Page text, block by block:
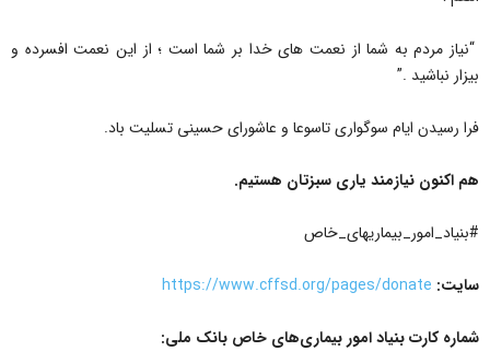
“نیاز مردم به شما از نعمت هاى خدا بر شما است ؛ از این نعمت افسرده و
بیزار نباشید .”
فرا رسیدن ایام سوگواری تاسوعا و عاشورای حسینی تسلیت باد.
هم اکنون نیازمند یاری سبزتان هستیم.
#بنیاد_امور_بیماریهای_خاص
سایت: https://www.cffsd.org/pages/donate
شماره کارت بنیاد امور بیماری‌های خاص بانک ملی: